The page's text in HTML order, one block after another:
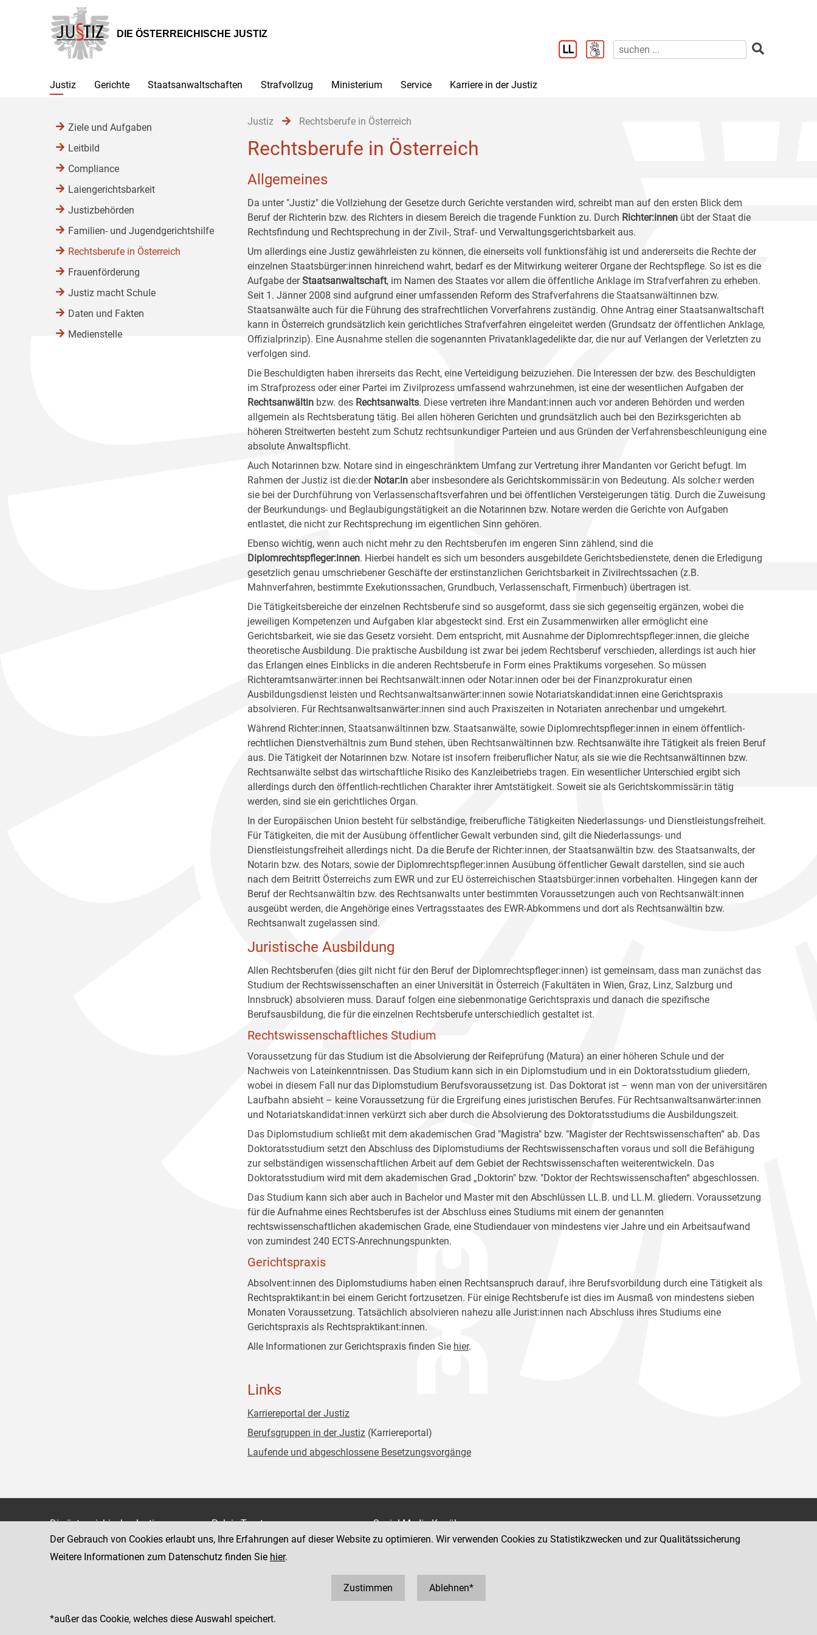
Hauptnavigation
[1]
Inhalt
[2]
Untermenü
[3]
DIE ÖSTERREICHISCHE JUSTIZ
Justiz Gerichte Staatsanwaltschaften Strafvollzug Ministerium Service Karriere in der Justiz
Justiz Rechtsberufe in Österreich
Rechtsberufe in Österreich
Allgemeines
Da unter "Justiz" die Vollziehung der Gesetze durch Gerichte verstanden wird, schreibt man auf den ersten Blick dem
Beruf der Richterin bzw. des Richters in diesem Bereich die tragende Funktion zu. Durch Richter:innen übt der Staat die
Rechtsfindung und Rechtsprechung in der Zivil-, Straf- und Verwaltungsgerichtsbarkeit aus.
Um allerdings eine Justiz gewährleisten zu können, die einerseits voll funktionsfähig ist und andererseits die Rechte der
einzelnen Staatsbürger:innen hinreichend wahrt, bedarf es der Mitwirkung weiterer Organe der Rechtspflege. So ist es die
Aufgabe derStaatsanwaltschaft, im Namen des Staates vor allem die öffentliche Anklage im Strafverfahren zu erheben.
Seit 1. Jänner 2008 sind aufgrund einer umfassenden Reform des Strafverfahrens die Staatsanwältinnen bzw.
Staatsanwälte auch für die Führung des strafrechtlichen Vorverfahrens zuständig. Ohne Antrag einer Staatsanwaltschaft
kann in Österreich grundsätzlich kein gerichtliches Strafverfahren eingeleitet werden (Grundsatz der öffentlichen Anklage,
Offizialprinzip). Eine Ausnahme stellen die sogenannten Privatanklagedelikte dar, die nur auf Verlangen der Verletzten zu
verfolgen sind.
Die Beschuldigten haben ihrerseits das Recht, eine Verteidigung beizuziehen. Die Interessen der bzw. des Beschuldigten
im Strafprozess oder einer Partei im Zivilprozess umfassend wahrzunehmen, ist eine der wesentlichen Aufgaben der
Rechtsanwältin bzw. des Rechtsanwalts. Diese vertreten ihre Mandant:innen auch vor anderen Behörden und werden
allgemein als Rechtsberatung tätig. Bei allen höheren Gerichten und grundsätzlich auch bei den Bezirksgerichten ab
höheren Streitwerten besteht zum Schutz rechtsunkundiger Parteien und aus Gründen der Verfahrensbeschleunigung eine
absolute Anwaltspflicht.
Auch Notarinnen bzw. Notare sind in eingeschränktem Umfang zur Vertretung ihrer Mandanten vor Gericht befugt. Im
Rahmen der Justiz ist die:der Notar:in aber insbesondere als Gerichtskommissär:in von Bedeutung. Als solche:r werden
sie bei der Durchführung von Verlassenschaftsverfahren und bei öffentlichen Versteigerungen tätig. Durch die Zuweisung
der Beurkundungs- und Beglaubigungstätigkeit an die Notarinnen bzw. Notare werden die Gerichte von Aufgaben
entlastet, die nicht zur Rechtsprechung im eigentlichen Sinn gehören.
Ebenso wichtig, wenn auch nicht mehr zu den Rechtsberufen im engeren Sinn zählend, sind die
Diplomrechtspfleger:innen. Hierbei handelt es sich um besonders ausgebildete Gerichtsbedienstete, denen die Erledigung
gesetzlich genau umschriebener Geschäfte der erstinstanzlichen Gerichtsbarkeit in Zivilrechtssachen (z.B.
Mahnverfahren, bestimmte Exekutionssachen, Grundbuch, Verlassenschaft, Firmenbuch) übertragen ist.
Die Tätigkeitsbereiche der einzelnen Rechtsberufe sind so ausgeformt, dass sie sich gegenseitig ergänzen, wobei die
jeweiligen Kompetenzen und Aufgaben klar abgesteckt sind. Erst ein Zusammenwirken aller ermöglicht eine
Gerichtsbarkeit, wie sie das Gesetz vorsieht. Dem entspricht, mit Ausnahme der Diplomrechtspfleger:innen, die gleiche
theoretische Ausbildung. Die praktische Ausbildung ist zwar bei jedem Rechtsberuf verschieden, allerdings ist auch hier
das Erlangen eines Einblicks in die anderen Rechtsberufe in Form eines Praktikums vorgesehen. So müssen
Richteramtsanwärter:innen bei Rechtsanwält:innen oder Notar:innen oder bei der Finanzprokuratur einen
Ausbildungsdienst leisten und Rechtsanwaltsanwärter:innen sowie Notariatskandidat:innen eine Gerichtspraxis
absolvieren. Für Rechtsanwaltsanwärter:innen sind auch Praxiszeiten in Notariaten anrechenbar und umgekehrt.
Während Richter:innen, Staatsanwältinnen bzw. Staatsanwälte, sowie Diplomrechtspfleger:innen in einem öffentlich-
rechtlichen Dienstverhältnis zum Bund stehen, üben Rechtsanwältinnen bzw. Rechtsanwälte ihre Tätigkeit als freien Beruf
aus. Die Tätigkeit der Notarinnen bzw. Notare ist insofern freiberuflicher Natur, als sie wie die Rechtsanwältinnen bzw.
Rechtsanwälte selbst das wirtschaftliche Risiko des Kanzleibetriebs tragen. Ein wesentlicher Unterschied ergibt sich
allerdings durch den öffentlich-rechtlichen Charakter ihrer Amtstätigkeit. Soweit sie als Gerichtskommissär:in tätig
werden, sind sie ein gerichtliches Organ.
In der Europäischen Union besteht für selbständige, freiberufliche Tätigkeiten Niederlassungs- und Dienstleistungsfreiheit.
Für Tätigkeiten, die mit der Ausübung öffentlicher Gewalt verbunden sind, gilt die Niederlassungs- und
Dienstleistungsfreiheit allerdings nicht. Da die Berufe der Richter:innen, der Staatsanwältin bzw. des Staatsanwalts, der
Notarin bzw. des Notars, sowie der Diplomrechtspfleger:innen Ausübung öffentlicher Gewalt darstellen, sind sie auch
nach dem Beitritt Österreichs zum EWR und zur EU österreichischen Staatsbürger:innen vorbehalten. Hingegen kann der
Beruf der Rechtsanwältin bzw. des Rechtsanwalts unter bestimmten Voraussetzungen auch von Rechtsanwält:innen
ausgeübt werden, die Angehörige eines Vertragsstaates des EWR-Abkommens und dort als Rechtsanwältin bzw.
Rechtsanwalt zugelassen sind.
Juristische Ausbildung
Allen Rechtsberufen (dies gilt nicht für den Beruf der Diplomrechtspfleger:innen) ist gemeinsam, dass man zunächst das
Studium der Rechtswissenschaften an einer Universität in Österreich (Fakultäten in Wien, Graz, Linz, Salzburg und
Innsbruck) absolvieren muss. Darauf folgen eine siebenmonatige Gerichtspraxis und danach die spezifische
Berufsausbildung, die für die einzelnen Rechtsberufe unterschiedlich gestaltet ist.
Rechtswissenschaftliches Studium
Voraussetzung für das Studium ist die Absolvierung der Reifeprüfung (Matura) an einer höheren Schule und der
Nachweis von Lateinkenntnissen. Das Studium kann sich in ein Diplomstudium und in ein Doktoratsstudium gliedern,
wobei in diesem Fall nur das Diplomstudium Berufsvoraussetzung ist. Das Doktorat ist – wenn man von der universitären
Laufbahn absieht – keine Voraussetzung für die Ergreifung eines juristischen Berufes. Für Rechtsanwaltsanwärter:innen
und Notariatskandidat:innen verkürzt sich aber durch die Absolvierung des Doktoratsstudiums die Ausbildungszeit.
Das Diplomstudium schließt mit dem akademischen Grad "Magistra" bzw. "Magister der Rechtswissenschaften“ ab. Das
Doktoratsstudium setzt den Abschluss des Diplomstudiums der Rechtswissenschaften voraus und soll die Befähigung
zur selbständigen wissenschaftlichen Arbeit auf dem Gebiet der Rechtswissenschaften weiterentwickeln. Das
Doktoratsstudium wird mit dem akademischen Grad „Doktorin" bzw. "Doktor der Rechtswissenschaften“ abgeschlossen.
Das Studium kann sich aber auch in Bachelor und Master mit den Abschlüssen LL.B. und LL.M. gliedern. Voraussetzung
für die Aufnahme eines Rechtsberufes ist der Abschluss eines Studiums mit einem der genannten
rechtswissenschaftlichen akademischen Grade, eine Studiendauer von mindestens vier Jahre und ein Arbeitsaufwand
von zumindest 240 ECTS-Anrechnungspunkten.
Gerichtspraxis
Absolvent:innen des Diplomstudiums haben einen Rechtsanspruch darauf, ihre Berufsvorbildung durch eine Tätigkeit als
Rechtspraktikant:in bei einem Gericht fortzusetzen. Für einige Rechtsberufe ist dies im Ausmaß von mindestens sieben
Monaten Voraussetzung. Tatsächlich absolvieren nahezu alle Jurist:innen nach Abschluss ihres Studiums eine
Gerichtspraxis als Rechtspraktikant:innen.
Alle Informationen zur Gerichtspraxis finden Sie hier.
Links
Karriereportal der Justiz
Berufsgruppen in der Justiz (Karriereportal)
Laufende und abgeschlossene Besetzungsvorgänge
Ziele und Aufgaben
Leitbild
Compliance
Laiengerichtsbarkeit
Justizbehörden
Familien- und Jugendgerichtshilfe
Rechtsberufe in Österreich
Frauenförderung
Justiz macht Schule
Daten und Fakten
Medienstelle
Die österreichische Justiz
Bundesministerium für Justiz
justiz.gv.at
Palais Trautson
Museumstraße 7
1070 Wien
Social Media Kanäle
der Justiz und des BMJ
Der Gebrauch von Cookies erlaubt uns, Ihre Erfahrungen auf dieser Website zu optimieren. Wir verwenden Cookies zu Statistikzwecken und zur Qualitätssicherung
Weitere Informationen zum Datenschutz finden Sie hier.
Zustimmen Ablehnen*
*außer das Cookie, welches diese Auswahl speichert.